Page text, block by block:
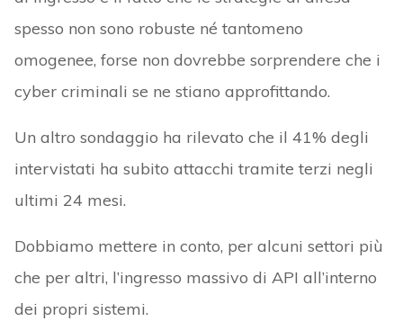
spesso non sono robuste né tantomeno
omogenee, forse non dovrebbe sorprendere che i
cyber criminali se ne stiano approfittando.
Un altro sondaggio ha rilevato che il 41% degli
intervistati ha subito attacchi tramite terzi negli
ultimi 24 mesi.
Dobbiamo mettere in conto, per alcuni settori più
che per altri, l’ingresso massivo di API all’interno
dei propri sistemi.